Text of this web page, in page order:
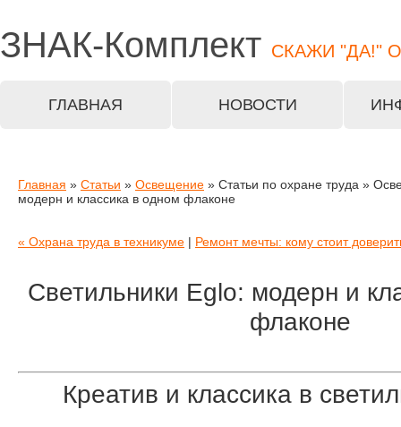
ЗНАК-Комплект СКАЖИ "ДА!"
ГЛАВНАЯ НОВОСТИ
Главная » Статьи » Освещение » Статьи по охране труда »
модерн и классика в одном флаконе
« Охрана труда в техникуме | Ремонт мечты: кому стоит
Светильники Eglo: модерн и
флаконе
Креатив и классика в